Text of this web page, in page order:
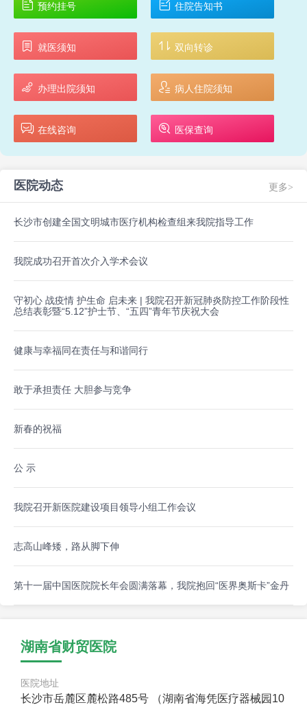
预约挂号 住院告知书
就医须知 双向转诊
办理出院须知 病人住院须知
在线咨询 医保查询
医院动态 更多>
长沙市创建全国文明城市医疗机构检查组来我院指导工作
我院成功召开首次介入学术会议
守初心 战疫情 护生命 启未来 | 我院召开新冠肺炎防控工作阶段性
总结表彰暨“5.12”护士节、“五四”青年节庆祝大会
健康与幸福同在责任与和谐同行
敢于承担责任 大胆参与竞争
新春的祝福
公 示
我院召开新医院建设项目领导小组工作会议
志高山峰矮，路从脚下伸
第十一届中国医院院长年会圆满落幕，我院抱回“医界奥斯卡”金丹
湖南省财贸医院
医院地址
长沙市岳麓区麓松路485号 （湖南省海凭医疗器械园10